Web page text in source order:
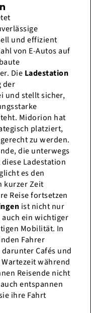
und effizient
von E-Autos auf
Die Ladestation
der
und stellt sicher,
Midorion hat
platziert,
zu werden.
die unterwegs
Ladestation
es den
kurzer Zeit
Reise fortsetzen
ist nicht nur
ein wichtiger
Mobilität. In
Fahrer
Cafés und
während
Reisende nicht
entspannen
ihre Fahrt